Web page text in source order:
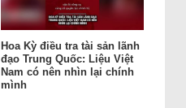
Hoa Kỳ điều tra tài sản lãnh
đạo Trung Quốc: Liệu Việt
Nam có nên nhìn lại chính
mình